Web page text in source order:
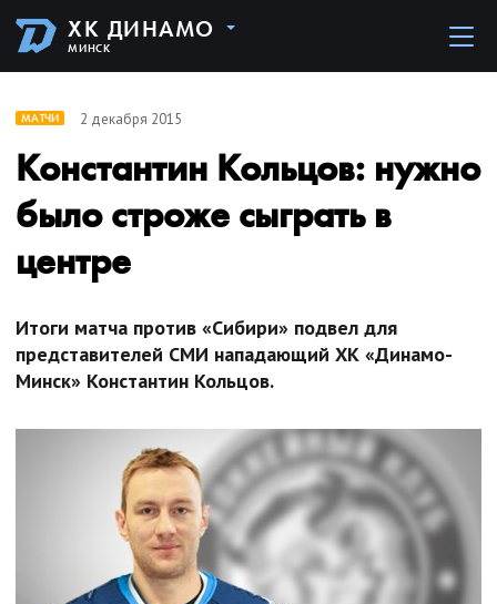
ХК ДИНАМО
МИНСК
МАТЧИ 2 декабря 2015
Константин Кольцов: нужно
было строже сыграть в
центре
Итоги матча против «Сибири» подвел для
представителей СМИ нападающий ХК «Динамо-
Минск» Константин Кольцов.